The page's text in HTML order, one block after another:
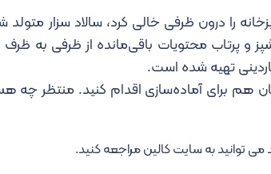
را درون ظرفی خالی کرد، سالاد سزار متولد
و پرتاب محتویات باقی‌مانده از ظرفی به
تهیه شده است.
هم برای آماده‌سازی اقدام کنید. منتظر چه
می توانید به سایت کالین مراجعه کنید.